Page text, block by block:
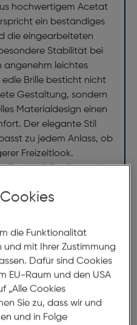
hochwertigem Acetat
ein beständiges
die eingearbeiteten
Stabilität bei
angenehm leichtes
edle Brille besticht nicht
Gestaltung, sondern
Materialdesign einen
Der elegante Stil
zu jedem Anlass, ob
Freizeitlook.
Davidoff Qualität und
die Funktionalität
und mit Ihrer Zustimmung
Dafür sind Cookies
EU-Raum und den USA
„Alle Cookies
Sie zu, dass wir und
und in Folge